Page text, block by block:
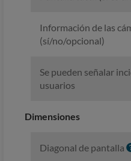
Información de las
(sí/no/opcional)
Se pueden señalar
usuarios
Dimensiones
Diagonal de pantalla I